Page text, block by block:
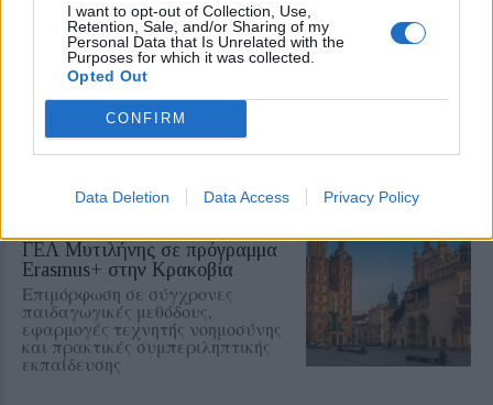
I want to opt-out of Collection, Use,
Retention, Sale, and/or Sharing of my
Personal Data that Is Unrelated with the
Purposes for which it was collected.
Opted Out
CONFIRM
Data Deletion Data Access Privacy Policy
ΑΣΤΥΝΟΜΙΑ
Δικογραφία σε βάρος 23χρονου
για τροχαίο στην Πέτρα
Το αυτοκίνητο προσέκρουσε σε
περίφραξη και προστατευτικές
μπάρες – Ο οδηγός φέρεται να
εγκατέλειψε το σημείο
ΓΕΛ Μυτιλήνης σε πρόγραμμα
Erasmus+ στην Κρακοβία
Επιμόρφωση σε σύγχρονες
παιδαγωγικές μεθόδους,
εφαρμογές τεχνητής νοημοσύνης
και πρακτικές συμπεριληπτικής
εκπαίδευσης